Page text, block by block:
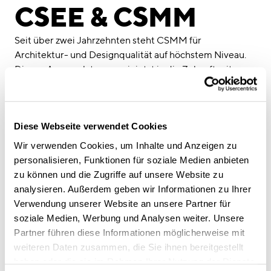
Diese Webseite verwendet Cookies
Wir verwenden Cookies, um Inhalte und Anzeigen zu
personalisieren, Funktionen für soziale Medien anbieten
zu können und die Zugriffe auf unsere Website zu
analysieren. Außerdem geben wir Informationen zu Ihrer
Verwendung unserer Website an unsere Partner für
soziale Medien, Werbung und Analysen weiter. Unsere
Partner führen diese Informationen möglicherweise mit
weiteren Daten zusammen, die Sie ihnen bereitgestellt
linkedininstagram
English
Impressum
CSEE & CSMM
Seit über zwei Jahrzehnten steht CSMM für
Architektur- und Designqualität auf höchstem Niveau.
Diesen Anspruch tragen wir jetzt in die Zukunft mit
künstlicher Intelligenz als strategischem Werkzeug.
Bereits 2024 haben wir ein internes AI Competence
sondern aus Überzeugung: AI entfaltet ihren Wert dort,
wo sie Prozesse optimiert, Wissenstransfer ermöglicht
und Routinen abnimmt damit mehr Raum bleibt für das,
was Architektur ausmacht: kreatives Gestalten.
Der nächste Schritt ist unsere „Mission to AI“. In
Zusammenarbeit mit demCenter for Software
Engineering Excellence (CSEE), einem TUM nahen
Bildungszentrum für Softwareentwicklung und Applied
AI, entwickeln Masterstudierende desIT-Studiengangs